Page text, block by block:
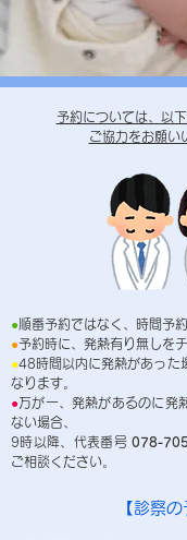
予約については、以
ご協力をお願い
● 順番予約ではなく、時間予
●予約時に、発熱有り無しを
●48時間以内に発熱があった
なります。
●万が一、発熱があるのに発
ない場合、
9時以降、代表番号 078-
ご相談ください。
【診察の